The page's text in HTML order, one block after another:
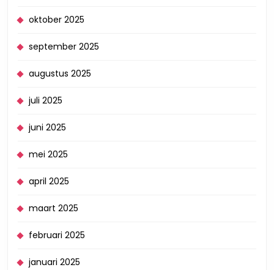
oktober 2025
september 2025
augustus 2025
juli 2025
juni 2025
mei 2025
april 2025
maart 2025
februari 2025
januari 2025